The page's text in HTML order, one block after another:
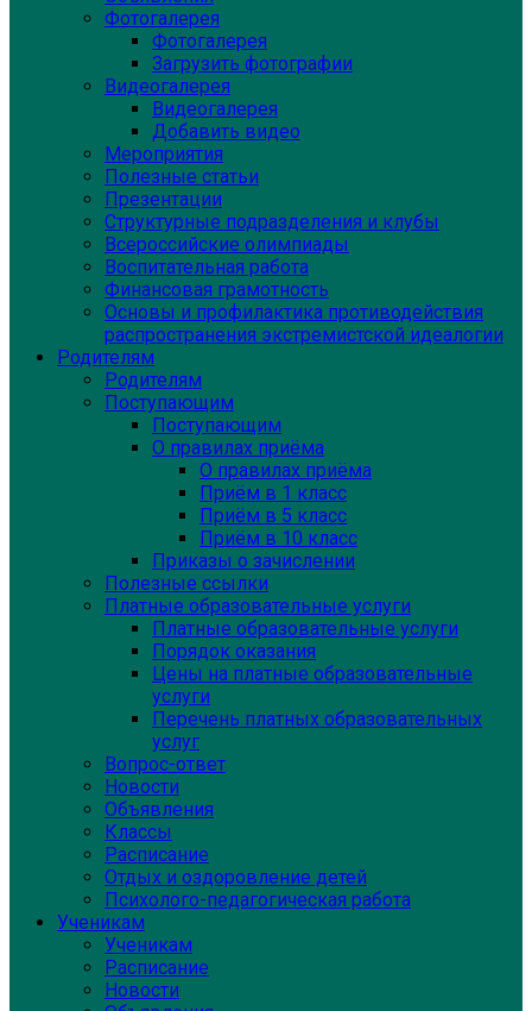
Фотогалерея
Фотогалерея
Загрузить фотографии
Видеогалерея
Видеогалерея
Добавить видео
Мероприятия
Полезные статьи
Презентации
Структурные подразделения и клубы
Всероссийские олимпиады
Воспитательная работа
Финансовая грамотность
Основы и профилактика противодействия
распространения экстремистской идеалогии
Родителям
Родителям
Поступающим
Поступающим
О правилах приёма
О правилах приёма
Приём в 1 класс
Приём в 5 класс
Приём в 10 класс
Приказы о зачислении
Полезные ссылки
Платные образовательные услуги
Платные образовательные услуги
Порядок оказания
Цены на платные образовательные
услуги
Перечень платных образовательных
услуг
Вопрос-ответ
Новости
Объявления
Классы
Расписание
Отдых и оздоровление детей
Психолого-педагогическая работа
Ученикам
Ученикам
Расписание
Новости